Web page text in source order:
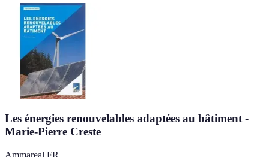
Les énergies renouvelables adaptées au bâtiment -
Marie-Pierre Creste
Ammareal FR